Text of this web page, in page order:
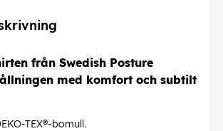
från Swedish Posture
med komfort och subtilt
TEX®-bomull.